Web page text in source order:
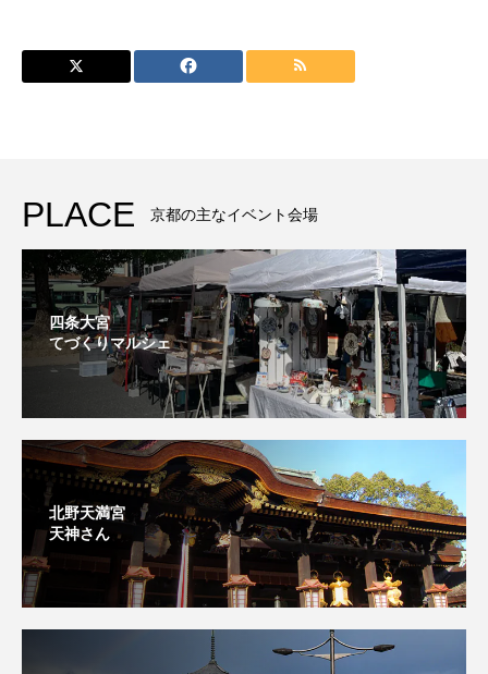
PLACE 京都の主なイベント会場
四条大宮
てづくりマルシェ
北野天満宮
天神さん